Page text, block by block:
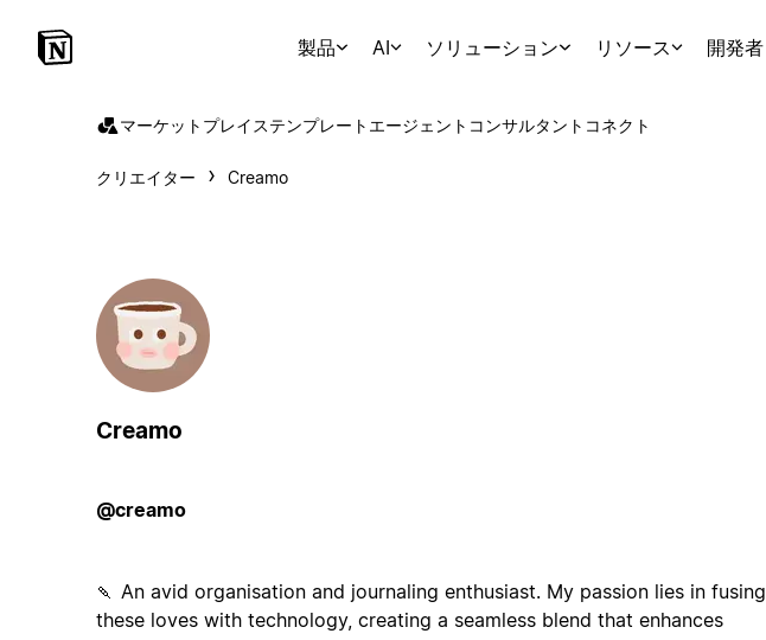
製品 AI ソリューション リソース 開発者
マーケットプレイステンプレート エージェント コンサルタント コネクト
クリエイター Creamo
Creamo
@creamo
🍡 An avid organisation and journaling enthusiast. My passion lies in fusing
these loves with technology, creating a seamless blend that enhances